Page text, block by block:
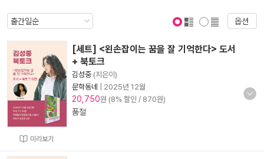
옵션
미리보기
[세트] <왼손잡이는 꿈을 잘 기억한다> 도서
+ 북토크
김성중 (지은이)
문학동네
2025년 12월
20,750원 (8% 할인 / 870원)
품절